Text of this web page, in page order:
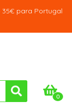
para Portugal
0